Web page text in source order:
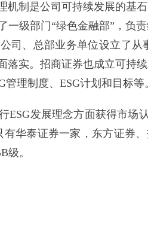
制是公司可持续发展的基石
一级部门“绿色金融部”，负
司、总部业务单位设立了
落实。招商证券也成立可持
理制度、ESG计划和目标等
发展理念方面获得市场
华泰证券一家，东方证券
级。